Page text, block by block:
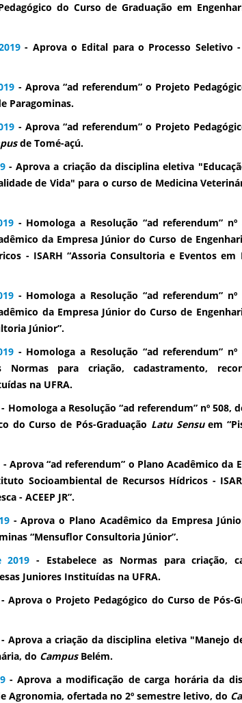
do Curso de Graduação em
- Aprova o Edital para o Processo Seletivo -
- Aprova “ad referendum” o Projeto
Paragominas.
- Aprova “ad referendum” o Projeto
de Tomé-açú.
- Aprova a criação da disciplina eletiva
de Vida" para o curso de Medicina
- Homologa a Resolução “ad referendum” nº
da Empresa Júnior do Curso de
- ISARH “Assoria Consultoria e Eventos em
- Homologa a Resolução “ad referendum” nº
da Empresa Júnior do Curso de
Júnior”.
- Homologa a Resolução “ad referendum” nº
para criação, cadastramento,
na UFRA.
- Homologa a Resolução “ad referendum” nº 508,
do Curso de Pós-Graduação Latu Sensuem
- Aprova “ad referendum” o Plano Acadêmico da
Socioambiental de Recursos Hídricos -
- ACEEP JR”.
- Aprova o Plano Acadêmico da Empresa
“Mensuflor Consultoria Júnior”.
2019 - Estabelece as Normas para criação,
Juniores Instituídas na UFRA.
Aprova o Projeto Pedagógico do Curso de Pós-
Aprova a criação da disciplina eletiva "Manejo
do CampusBelém.
- Aprova a modificação de carga horária da
Agronomia, ofertada no 2º semestre letivo, do